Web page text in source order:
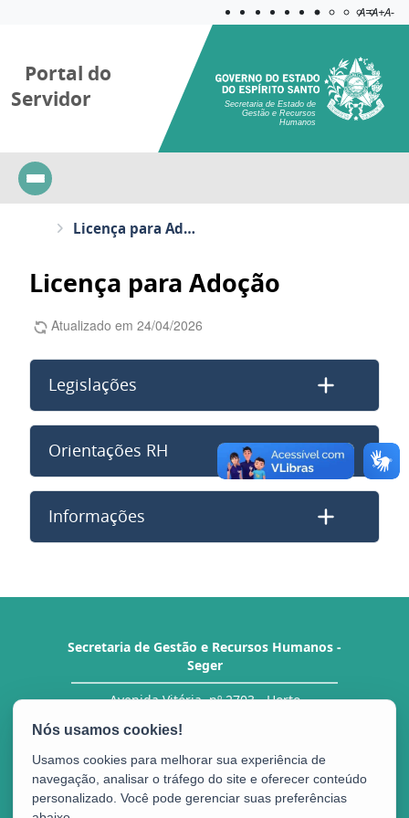
Aplicar
A=A+A-
Portal do
Servidor
Secretaria de Estado de
Gestão e Recursos
Humanos
Licença para Adoção
Licença para Adoção
Atualizado em 24/04/2026
Legislações
Orientações RH
Informações
Secretaria de Gestão e Recursos Humanos -
Seger
Avenida Vitória, nº 2703 - Horto
Tel.: Central de Atendimento ao Servidor (CAS)
27 3636-5292/ 5293
Usamos cookies para melhorar sua experiência de
navegação, analisar o tráfego do site e oferecer conteúdo
personalizado. Você pode gerenciar suas preferências